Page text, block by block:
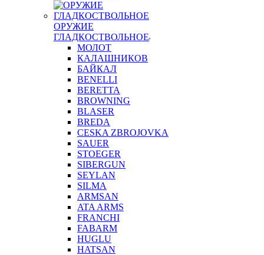
ОРУЖИЕ
ГЛАДКОСТВОЛЬНОЕ
МОЛОТ
КАЛАШНИКОВ
БАЙКАЛ
BENELLI
BERETTA
BROWNING
BLASER
BREDA
CESKA ZBROJOVKA
SAUER
STOEGER
SIBERGUN
SEYLAN
SILMA
ARMSAN
ATA ARMS
FRANCHI
FABARM
HUGLU
HATSAN